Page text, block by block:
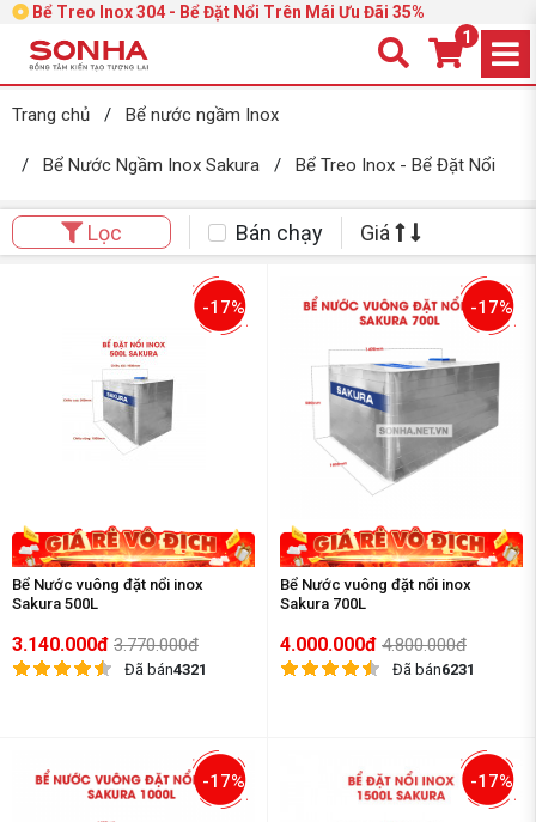
Bể Treo Inox 304 - Bể Đặt Nổi Trên Mái Ưu Đãi 35%
1
Trang chủ / Bể nước ngầm Inox
/ Bể Nước Ngầm Inox Sakura / Bể Treo Inox - Bể Đặt Nổi
Lọc Bán chạy Giá
-17%
Bể Nước vuông đặt nổi inox
Sakura 500L
3.140.000đ 3.770.000đ
Đã bán4321
-17%
Bể Nước vuông đặt nổi inox
Sakura 700L
4.000.000đ 4.800.000đ
Đã bán6231
-17% -17%